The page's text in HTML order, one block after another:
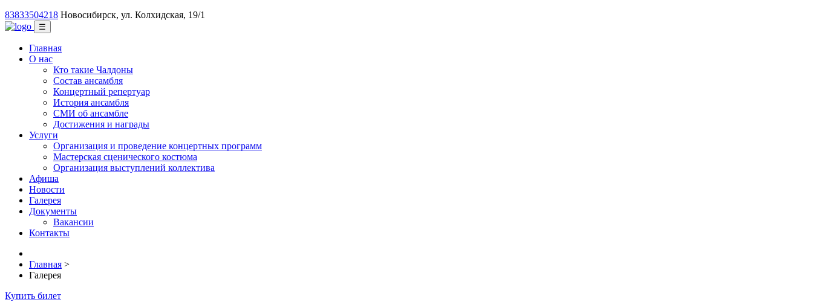
83833504218 Новосибирск, ул. Колхидская, 19/1
☰
Главная
О нас
Кто такие Чалдоны
Состав ансамбля
Концертный репертуар
История ансамбля
СМИ об ансамбле
Достижения и награды
Услуги
Организация и проведение концертных программ
Мастерская сценического костюма
Организация выступлений коллектива
Афиша
Новости
Галерея
Документы
Вакансии
Контакты
Главная >
Галерея
Купить билет